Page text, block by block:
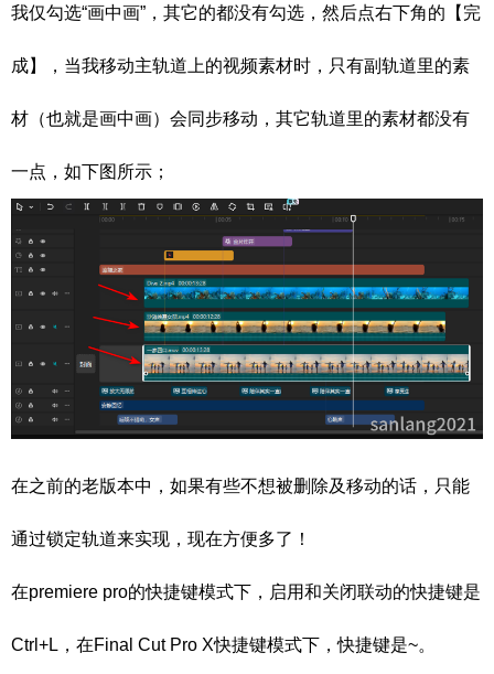
我仅勾选“画中画”，其它的都没有勾选，然后点右下角的【完
成】，当我移动主轨道上的视频素材时，只有副轨道里的素
材（也就是画中画）会同步移动，其它轨道里的素材都没有
一点，如下图所示；
在之前的老版本中，如果有些不想被删除及移动的话，只能
通过锁定轨道来实现，现在方便多了！
在premiere pro的快捷键模式下，启用和关闭联动的快捷键是
Ctrl+L，在Final Cut Pro X快捷键模式下，快捷键是~。